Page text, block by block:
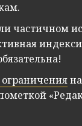
частичном